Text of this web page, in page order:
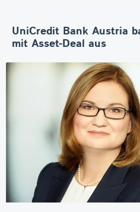
UniCredit Bank Austria
mit Asset-Deal aus